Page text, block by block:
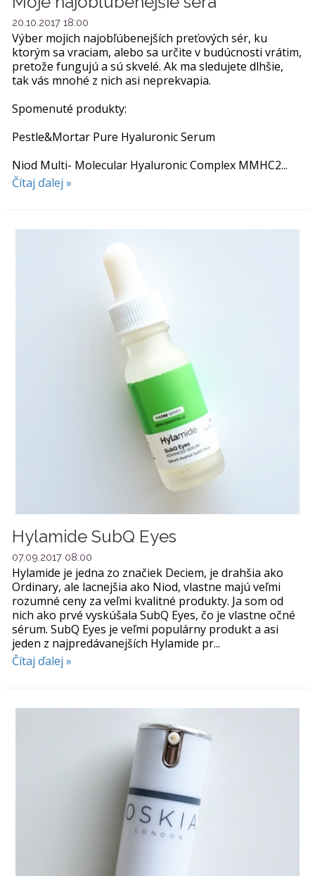
20.10.2017 18:00
Výber mojich najobľúbenejších preťových sér, ku
ktorým sa vraciam, alebo sa určite v budúcnosti vrátim,
pretože fungujú a sú skvelé. Ak ma sledujete dlhšie,
tak vás mnohé z nich asi neprekvapia.
Spomenuté produkty:
Pestle&Mortar Pure Hyaluronic Serum
Niod Multi- Molecular Hyaluronic Complex MMHC2...
Čítaj ďalej »
Hylamide SubQ Eyes
07.09.2017 08:00
Hylamide je jedna zo značiek Deciem, je drahšia ako
Ordinary, ale lacnejšia ako Niod, vlastne majú veľmi
rozumné ceny za veľmi kvalitné produkty. Ja som od
nich ako prvé vyskúšala SubQ Eyes, čo je vlastne očné
sérum. SubQ Eyes je veľmi populárny produkt a asi
jeden z najpredávanejších Hylamide pr...
Čítaj ďalej »